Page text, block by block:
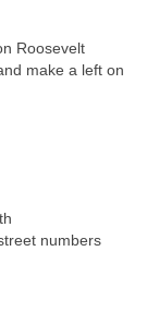
Roosevelt
make a left on
numbers